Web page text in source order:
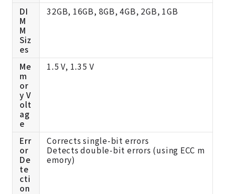
DI
M
M
Siz
es
32GB, 16GB, 8GB, 4GB, 2GB, 1GB
Me
m
or
y V
olt
ag
e
1.5 V, 1.35 V
Err
or
De
te
cti
on
Corrects single-bit errors
Detects double-bit errors (using ECC m
emory)